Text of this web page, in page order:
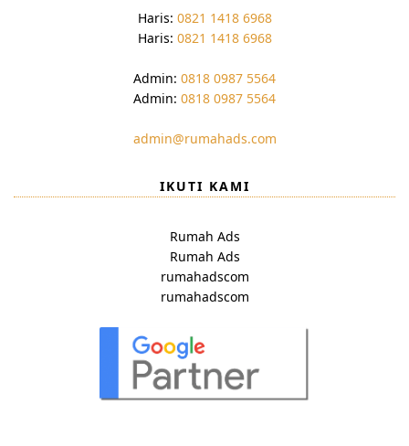
Haris: 0821 1418 6968
Haris: 0821 1418 6968
Admin: 0818 0987 5564
Admin: 0818 0987 5564
admin@rumahads.com
IKUTI KAMI
Rumah Ads
Rumah Ads
rumahadscom
rumahadscom